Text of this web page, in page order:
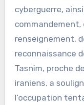
cyberguerre,
commandement,
renseignement,
reconnaissance
Tasnim, proche
iraniens, a
l’occupation